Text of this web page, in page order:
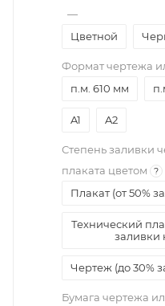
—
Цветной
Формат чертежа
п.м. 610 мм
A1 A2
Степень заливки
плаката цветом
?
Плакат (от 50%
Технический
заливки
Чертеж (до 30%
Бумага чертежа